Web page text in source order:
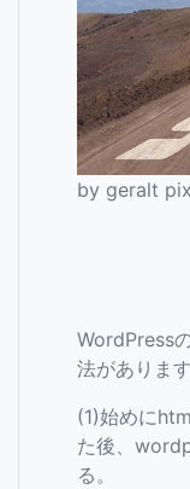
by geralt
WordPress
法があります
(1)始めに
た後、
る。